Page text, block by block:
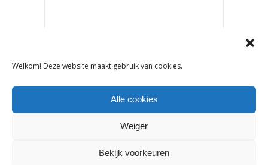
Welkom! Deze website maakt gebruik van cookies.
Alle cookies
Weiger
Bekijk voorkeuren